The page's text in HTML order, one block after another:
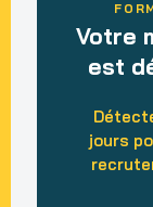
Votre
est
jours